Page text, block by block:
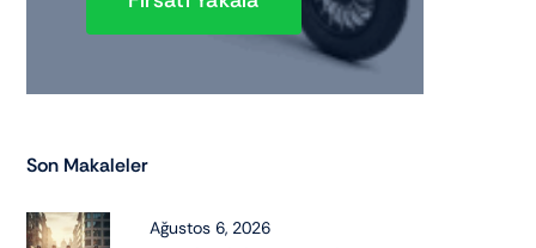
Son Makaleler
Ağustos 6, 2026